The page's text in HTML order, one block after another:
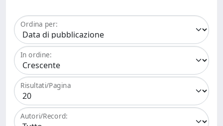
Ordina per:
In ordine:
Risultati/Pagina
Autori/Record: